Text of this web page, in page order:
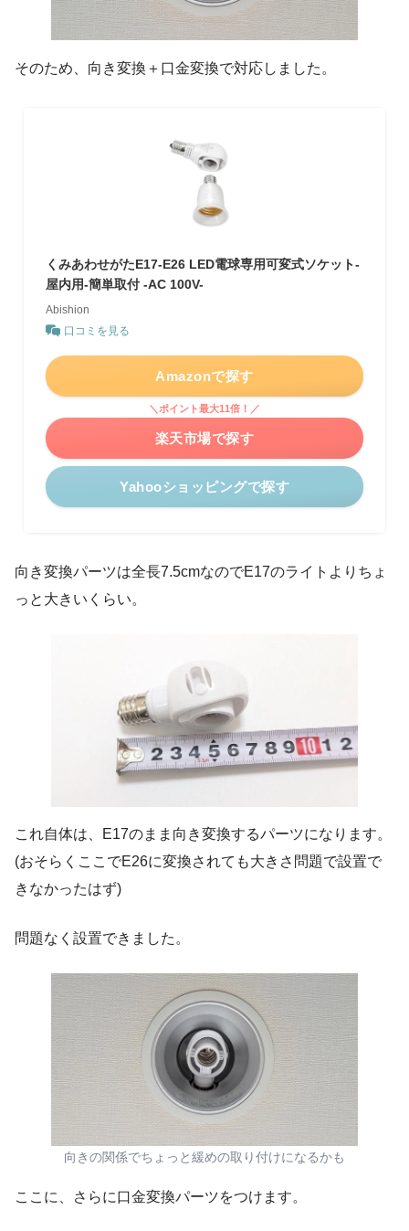
そのため、向き変換＋口金変換で対応しました。
くみあわせがたE17-E26 LED電球専用可変式ソケット-
屋内用-簡単取付 -AC 100V-
Abishion
口コミを見る
Amazonで探す
＼ポイント最大11倍！／
楽天市場で探す
Yahooショッピングで探す
向き変換パーツは全長7.5cmなのでE17のライトよりちょ
っと大きいくらい。
これ自体は、E17のまま向き変換するパーツになります。
(おそらくここでE26に変換されても大きさ問題で設置で
きなかったはず)
問題なく設置できました。
向きの関係でちょっと緩めの取り付けになるかも
ここに、さらに口金変換パーツをつけます。